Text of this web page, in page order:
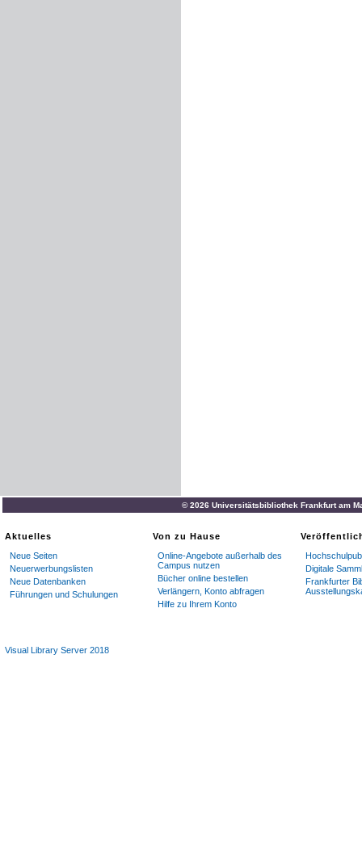
© 2026 Universitätsbibliothek Frankfurt am
Aktuelles
Neue Seiten
Neuerwerbungslisten
Neue Datenbanken
Führungen und Schulungen
Von zu Hause
Online-Angebote außerhalb des
Campus nutzen
Bücher online bestellen
Verlängern, Konto abfragen
Hilfe zu Ihrem Konto
Digitale
Frankfurter
Visual Library Server 2018